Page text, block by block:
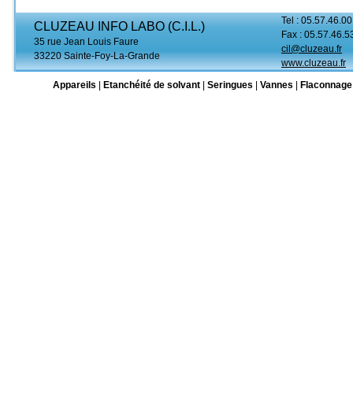
CLUZEAU INFO LABO (C.I.L.)
35 rue Jean Louis Faure
33220 Sainte-Foy-La-Grande
Tel :
Fax :
cil@cluzeau.fr
www.cluzeau.fr
Appareils
Etanchéité de solvant Seringues Vannes Flaconnage